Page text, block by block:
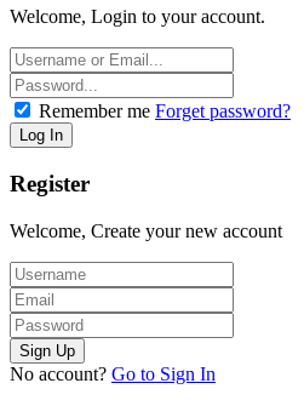
Welcome, Login to your account.
Remember me Forget password?
Register
Welcome, Create your new account
No account? Go to Sign In